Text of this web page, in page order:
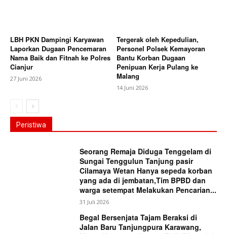
LBH PKN Dampingi Karyawan
Laporkan Dugaan Pencemaran
Nama Baik dan Fitnah ke Polres
Cianjur
27 Juni 2026
Tergerak oleh Kepedulian,
Personel Polsek Kemayoran
Bantu Korban Dugaan
Penipuan Kerja Pulang ke
Malang
14 Juni 2026
Peristiwa
Seorang Remaja Diduga Tenggelam di
Sungai Tenggulun Tanjung pasir
Cilamaya Wetan Hanya sepeda korban
yang ada di jembatan,Tim BPBD dan
warga setempat Melakukan Pencarian...
31 Juli 2026
Begal Bersenjata Tajam Beraksi di
Jalan Baru Tanjungpura Karawang,